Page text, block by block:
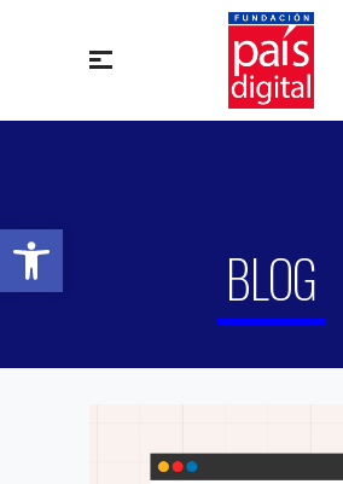
Abrir barra de herramientas
BLOG